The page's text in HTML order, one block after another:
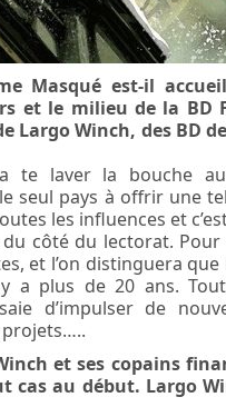
Masqué est-il
et le milieu de la BD
Largo Winch, des BD
te laver la bouche
seul pays à offrir une
les influences et
du côté du lectorat.
et l’on distinguera
a plus de 20 ans.
d’impulser de
et ses copains
au début. Largo